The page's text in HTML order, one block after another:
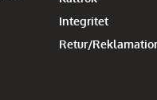
Integritet
Retur/